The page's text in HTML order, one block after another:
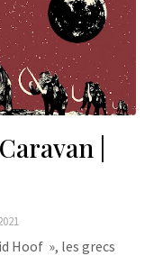
|
Hoof », les grecs